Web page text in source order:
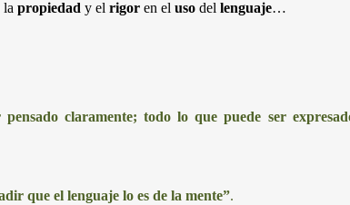
lapropiedad y elrigor en eluso dellenguaje…
claramente; todo lo que puede ser
que el lenguaje lo es de la mente”.